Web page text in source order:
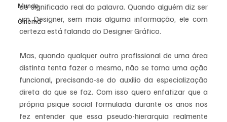
Mundo
Cinema
ao significado real da palavra. Quando alguém diz ser
um Designer, sem mais alguma informação, ele com
certeza está falando do Designer Gráfico.
Mas, quando qualquer outro profissional de uma área
distinta tenta fazer o mesmo, não se torna uma ação
funcional, precisando-se do auxílio da especialização
direta do que se faz. Com isso quero enfatizar que a
própria psique social formulada durante os anos nos
fez entender que essa pseudo-hierarquia realmente